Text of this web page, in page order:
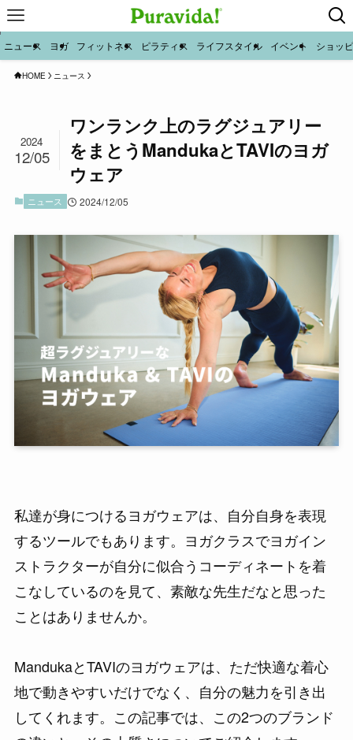
ニュース ヨガ フィットネス ピラティス ライフスタイル イベント ショッ
HOME ニュース
ワンランク上のラグジュアリー
をまとうMandukaとTAVIのヨガ
ウェア
2024
12/05
ニュース 2024/12/05
私達が身につけるヨガウェアは、自分自身を表現
するツールでもあります。ヨガクラスでヨガイン
ストラクターが自分に似合うコーディネートを着
こなしているのを見て、素敵な先生だなと思った
ことはありませんか。
MandukaとTAVIのヨガウェアは、ただ快適な着心
地で動きやすいだけでなく、自分の魅力を引き出
してくれます。この記事では、この2つのブランド